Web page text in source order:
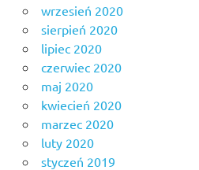
wrzesień 2020
sierpień 2020
lipiec 2020
czerwiec 2020
maj 2020
kwiecień 2020
marzec 2020
luty 2020
styczeń 2019